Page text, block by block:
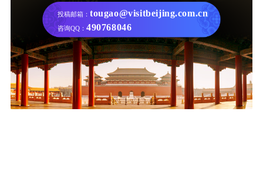
投稿邮箱： tougao@visitbeijing.com.cn
咨询QQ： 490768046